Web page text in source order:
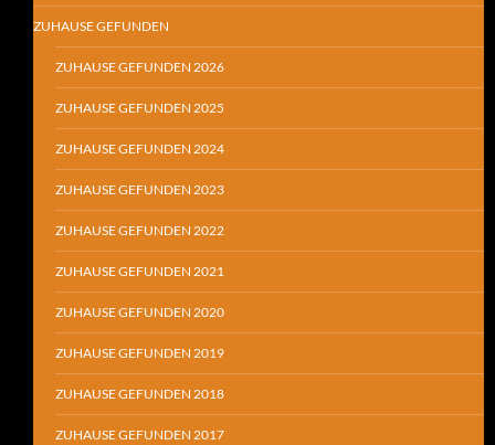
ZUHAUSE GEFUNDEN
ZUHAUSE GEFUNDEN 2026
ZUHAUSE GEFUNDEN 2025
ZUHAUSE GEFUNDEN 2024
ZUHAUSE GEFUNDEN 2023
ZUHAUSE GEFUNDEN 2022
ZUHAUSE GEFUNDEN 2021
ZUHAUSE GEFUNDEN 2020
ZUHAUSE GEFUNDEN 2019
ZUHAUSE GEFUNDEN 2018
ZUHAUSE GEFUNDEN 2017